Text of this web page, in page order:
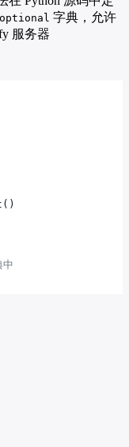
optional 字典，允许
服务器